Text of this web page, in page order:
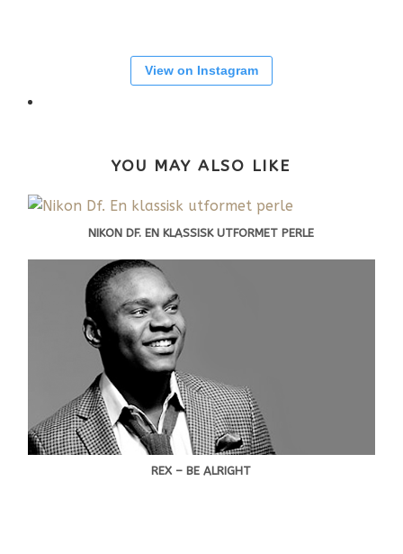
View on Instagram
YOU MAY ALSO LIKE
NIKON DF. EN KLASSISK UTFORMET PERLE
REX – BE ALRIGHT